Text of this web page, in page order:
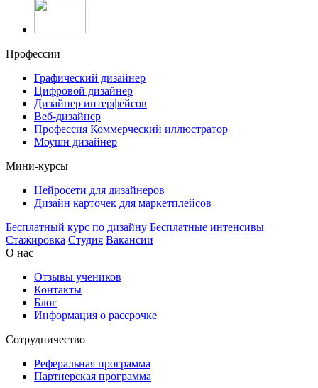
Профессии
Графический дизайнер
Цифровой дизайнер
Дизайнер интерфейсов
Веб-дизайнер
Профессия Коммерческий иллюстратор
Моушн дизайнер
Мини-курсы
Нейросети для дизайнеров
Дизайн карточек для маркетплейсов
Бесплатный курс по дизайну Бесплатные интенсивы
Стажировка Студия Вакансии
О нас
Отзывы учеников
Контакты
Блог
Информация о рассрочке
Сотрудничество
Реферальная программа
Партнерская программа